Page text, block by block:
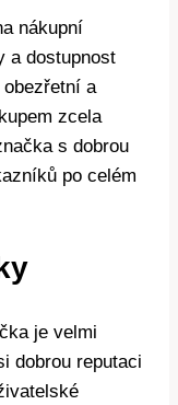
nákupní
a dostupnost
a
zcela
s dobrou
po celém
je velmi
dobrou reputaci